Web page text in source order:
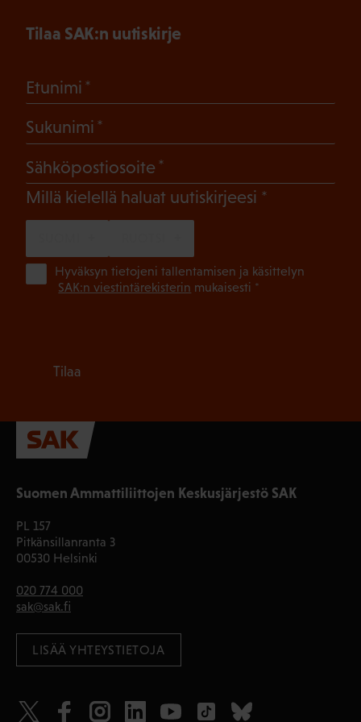
Suomen Ammattiliittojen Keskusjärjestö SAK
PL 157
Pitkänsillanranta 3
00530 Helsinki
020 774 000
sak@sak.fi
LISÄÄ YHTEYSTIETOJA
Tilaa SAK:n uutiskirje
Etunimi
Sukunimi
Sähköpostiosoite
Millä kielellä haluat uutiskirjeesi (Pakollinen)
Hyväksyn tietojeni tallentamisen ja käsittelyn
SAK:n viestintärekisterin mukaisesti *
Tilaa